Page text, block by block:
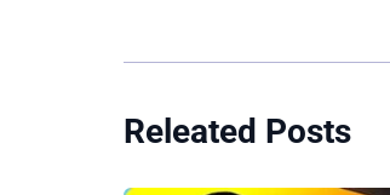
Releated Posts